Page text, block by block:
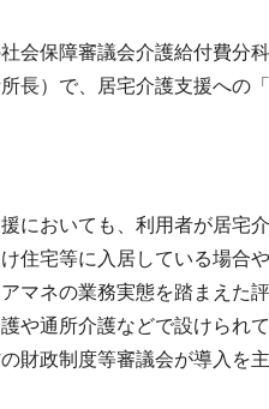
会保障審議会介護給付費分
長）で、居宅介護支援への
においても、利用者が居宅
住宅等に入居している場合
マネの業務実態を踏まえた
や通所介護などで設けられ
財政制度等審議会が導入を